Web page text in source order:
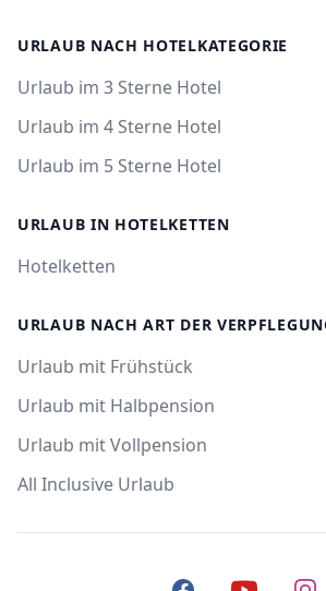
URLAUB NACH HOTELKATEGORIE
Urlaub im 3 Sterne Hotel
Urlaub im 4 Sterne Hotel
Urlaub im 5 Sterne Hotel
URLAUB IN HOTELKETTEN
Hotelketten
URLAUB NACH ART DER
Urlaub mit Frühstück
Urlaub mit Halbpension
Urlaub mit Vollpension
All Inclusive Urlaub